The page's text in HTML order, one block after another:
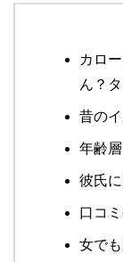
カロ
ん？
昔の
年齢
彼氏
口コ
女で